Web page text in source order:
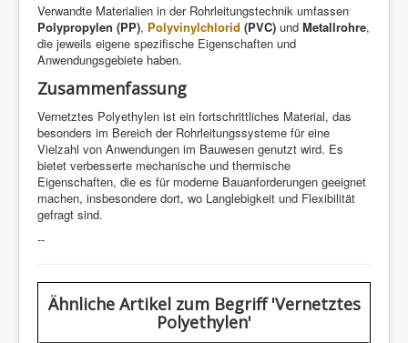
Verwandte Materialien in der Rohrleitungstechnik umfassen
Polypropylen (PP), Polyvinylchlorid (PVC) und Metallrohre,
die jeweils eigene spezifische Eigenschaften und
Anwendungsgebiete haben.
Zusammenfassung
Vernetztes Polyethylen ist ein fortschrittliches Material, das
besonders im Bereich der Rohrleitungssysteme für eine
Vielzahl von Anwendungen im Bauwesen genutzt wird. Es
bietet verbesserte mechanische und thermische
Eigenschaften, die es für moderne Bauanforderungen geeignet
machen, insbesondere dort, wo Langlebigkeit und Flexibilität
gefragt sind.
--
Ähnliche Artikelzum Begriff 'Vernetztes
Polyethylen'